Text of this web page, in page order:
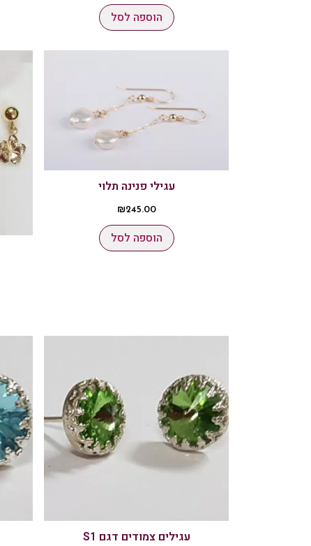
הוספה לסל
עגילי פנינה תלוי
₪245.00
הוספה לסל
עגילים צמודים דגם S1